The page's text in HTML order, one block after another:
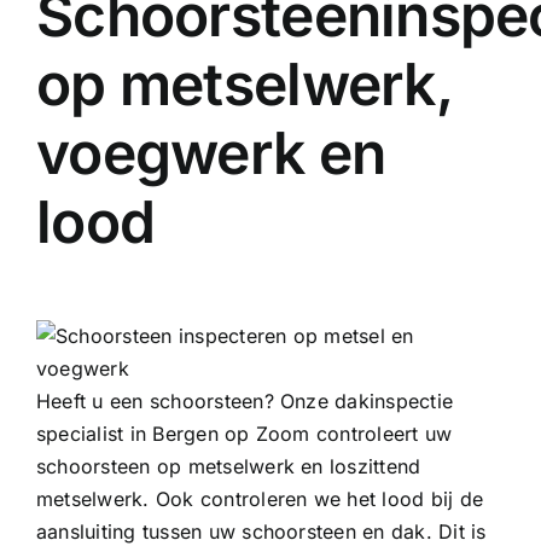
op metselwerk,
voegwerk en
lood
Heeft u een schoorsteen? Onze dakinspectie
specialist in Bergen op Zoom controleert uw
schoorsteen op metselwerk en loszittend
metselwerk. Ook controleren we het lood bij de
aansluiting tussen uw schoorsteen en dak. Dit is